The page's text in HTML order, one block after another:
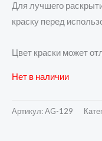
Для лучшего
краску перед
Цвет краски может
Нет в наличии
Артикул:AG-129